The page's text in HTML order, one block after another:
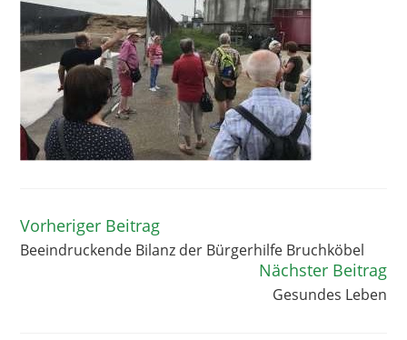
Weitere
Artikel
ansehen
Vorheriger Beitrag
Beeindruckende Bilanz der Bürgerhilfe Bruchköbel
Nächster Beitrag
Gesundes Leben